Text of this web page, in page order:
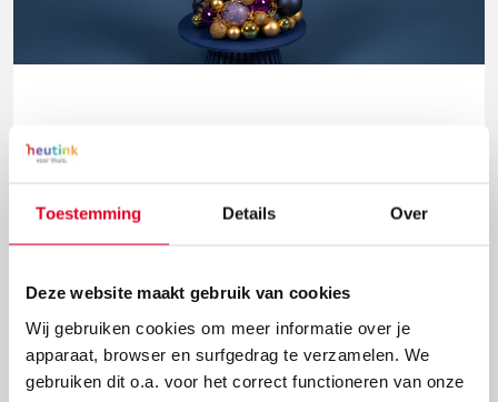
Toestemming Details Over
Deze website maakt gebruik van cookies
Wij gebruiken cookies om meer informatie over je
apparaat, browser en surfgedrag te verzamelen. We
gebruiken dit o.a. voor het correct functioneren van onze
Knutselidee: kerstballenboom maken
verschillende groottes van kerstballen en
versieringen aan elkaar tot deze mooie
Lees meer